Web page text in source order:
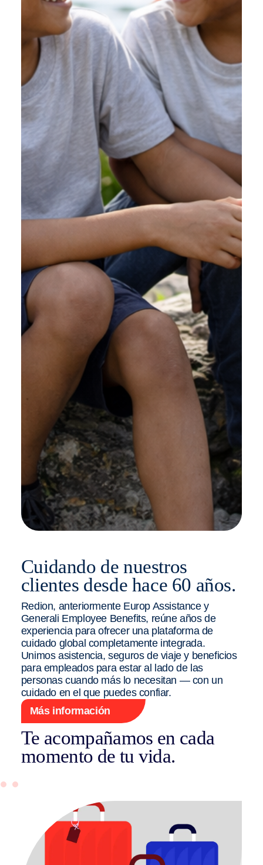
Cuidando de nuestros
clientes desde hace 60 años.
Redion, anteriormente Europ Assistance y
Generali Employee Benefits, reúne años de
experiencia para ofrecer una plataforma de
cuidado global completamente integrada.
Unimos asistencia, seguros de viaje y beneficios
para empleados para estar al lado de las
personas cuando más lo necesitan — con un
cuidado en el que puedes confiar.
Más información
Te acompañamos en cada
momento de tu vida.